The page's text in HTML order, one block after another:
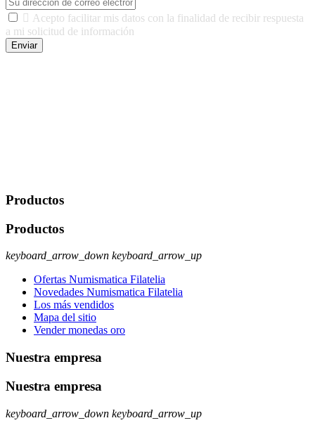
 Acepto facilitar mis datos con la finalidad de recibir respuesta
a mi solicitud de información
Enviar
Productos
Productos
keyboard_arrow_down keyboard_arrow_up
Ofertas Numismatica Filatelia
Novedades Numismatica Filatelia
Los más vendidos
Mapa del sitio
Vender monedas oro
Nuestra empresa
Nuestra empresa
keyboard_arrow_down keyboard_arrow_up